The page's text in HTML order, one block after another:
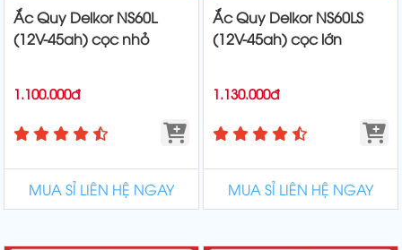
Ắc Quy Delkor NS60L
(12V-45ah) cọc nhỏ
1.100.000đ
MUA SỈ LIÊN HỆ NGAY
Ắc Quy Delkor NS60LS
(12V-45ah) cọc lớn
1.130.000đ
MUA SỈ LIÊN HỆ NGAY